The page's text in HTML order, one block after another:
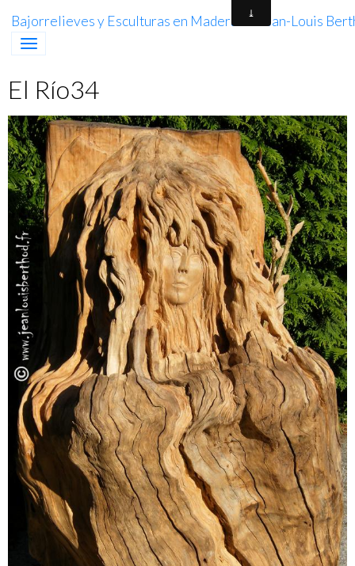
Bajorrelieves y Esculturas en Madera de Jean-Louis
El Río34